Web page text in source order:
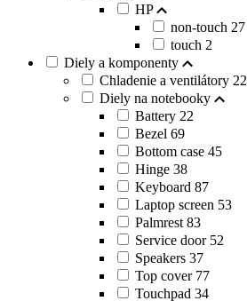
HP
non-touch 27
touch 2
Diely a komponenty
Chladenie a ventilátory 22
Diely na notebooky
Battery 22
Bezel 69
Bottom case 45
Hinge 38
Keyboard 87
Laptop screen 53
Palmrest 83
Service door 52
Speakers 37
Top cover 77
Touchpad 34